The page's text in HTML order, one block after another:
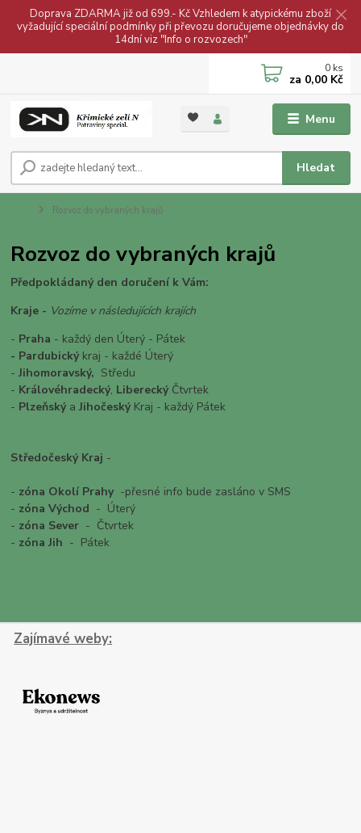
Doprava ZDARMA již od 699.- Kč Vzhledem k atypickému zboží
vyžadující speciální podmínky při převozu doručujeme objednávky do
14dní viz "Info o rozvozech"
Menu
Hledat
0 ks
za 0,00 Kč
Rozvoz do vybraných krajů
Rozvoz do vybraných krajů
Předpokládaný den doručení k Vám:
Kraje - Vozíme v následujících krajích
- Praha - každý den Úterý - Pátek
- Pardubickýkraj - každé Úterý
-Jihomoravský, Středu
- Královéhradecký, LibereckýČtvrtek
- PlzeňskýaJihočeskýKraj - každý Pátek
Středočeský Kraj -
- zóna Okolí Prahy -přesné info bude zasláno v SMS
- zóna Východ - Úterý
- zóna Sever - Čtvrtek
- zóna Jih - Pátek
Zajímavé weby: